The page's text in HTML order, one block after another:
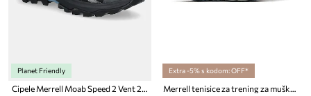
Planet Friendly
Cipele Merrell Moab Speed 2 Vent 2k SE
Extra -5% s kodom: OFF*
Merrell tenisice za trening za muškarce PROMORPH